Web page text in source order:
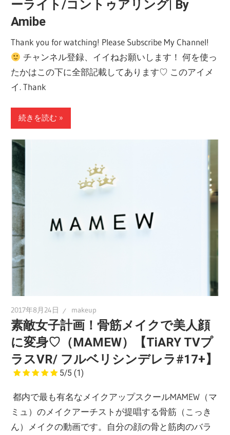
ーライト/コントゥアリング| By
Amibe
Thank you for watching! Please Subscribe My Channel!
チャンネル登録、イイねお願いします！ 何を使っ
たかはこの下に全部記載してあります♡ このアイメ
イ. Thank
続きを読む
2017年8月24日 makeup
素敵女子計画！骨筋メイクで美人顔
に変身♡（MAMEW）【TiARY TVプ
ラスVR/ フルベリシンデレラ#17+】
5/5 (1)
都内で最も有名なメイクアップスクールMAMEW（マ
ミュ）のメイクアーチストが提唱する骨筋（こっき
ん）メイクの動画です。自分の顔の骨と筋肉のバラ